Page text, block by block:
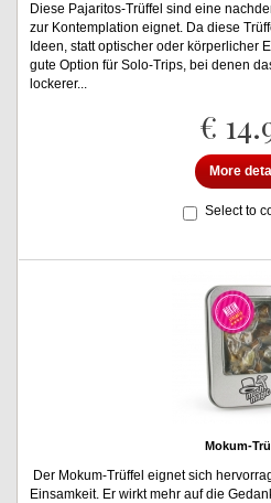
Diese Pajaritos-Trüffel sind eine
zur Kontemplation eignet. Da diese
Ideen, statt optischer oder körperlicher
gute Option für Solo-Trips, bei denen
lockerer...
€
More
Select to
Mokum-
Der Mokum-Trüffel eignet sich
Einsamkeit. Er wirkt mehr auf die